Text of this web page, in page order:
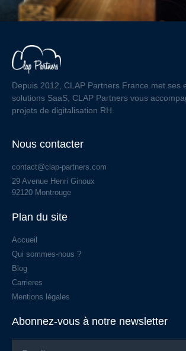
Depuis 2012, CLAP Partners France met ses
solutions SaaS, CLAP Partners vous
projets de digitalisation RH.
Nous contacter
contact@clap-partners.com
29 Avenue Henri Ginoux
92120 Montrouge
Plan du site
Accueil
Qui sommes-nous ?
Blog
Carrieres
Mentions légales
Abonnez-vous à notre newsletter